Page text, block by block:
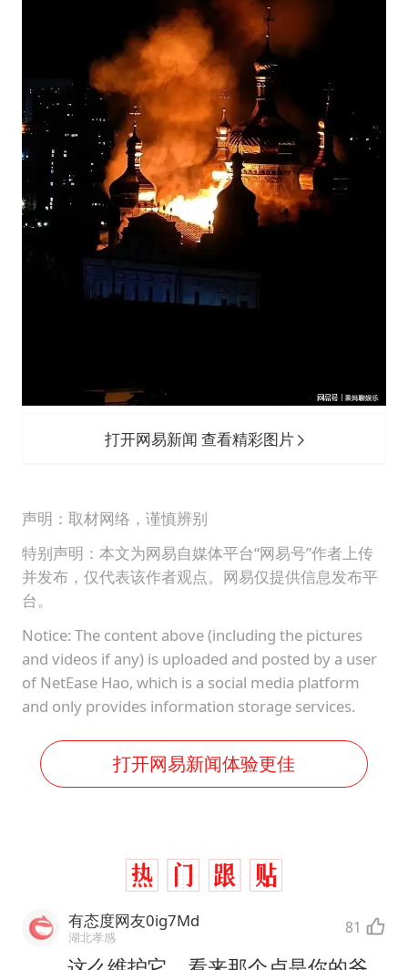
打开网易新闻 查看精彩图片
声明：取材网络，谨慎辨别
特别声明：本文为网易自媒体平台“网易号”作者上传
并发布，仅代表该作者观点。网易仅提供信息发布平
台。
Notice: The content above (including the pictures
and videos if any) is uploaded and posted by a user
of NetEase Hao, which is a social media platform
and only provides information storage services.
打开网易新闻体验更佳
有态度网友0ig7Md
湖北孝感 81